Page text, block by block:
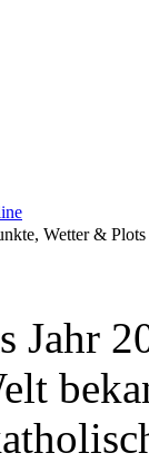
Wetter & Plots
Jahr